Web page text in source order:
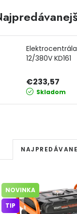
12/380V KD161
€233,57
Skladom
Výpis
NOVINKA
TIP